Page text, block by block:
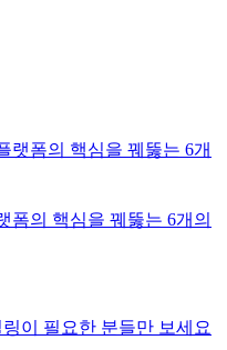
폼의 핵심을 꿰뚫는 6개의